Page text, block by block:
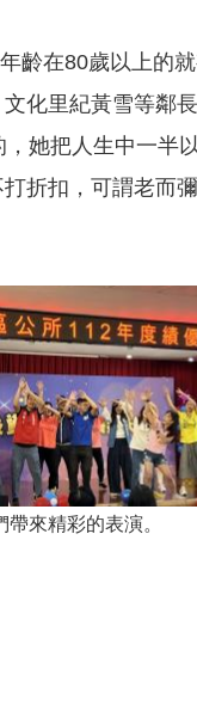
齡在80歲以上的
化里紀黃雪等鄰
她把人生中一半
折扣，可謂老而彌
帶來精彩的表演。